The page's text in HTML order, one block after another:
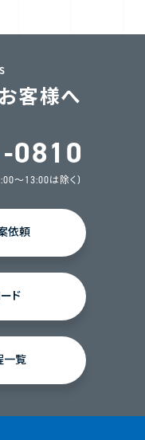
客様へ
0810
～13:00は除く)
依頼
ド
一覧